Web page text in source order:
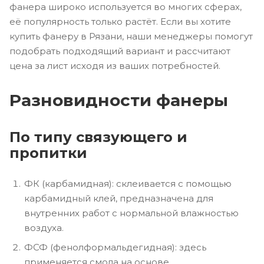
фанера широко используется во многих сферах,
её популярность только растёт. Если вы хотите
купить фанеру в Рязани, наши менеджеры помогут
подобрать подходящий вариант и рассчитают
цена за лист исходя из ваших потребностей.
Разновидности фанеры
По типу связующего и
пропитки
ФК (карбамидная): склеивается с помощью
карбамидный клей, предназначена для
внутренних работ с нормальной влажностью
воздуха.
ФСФ (фенолформальдегидная): здесь